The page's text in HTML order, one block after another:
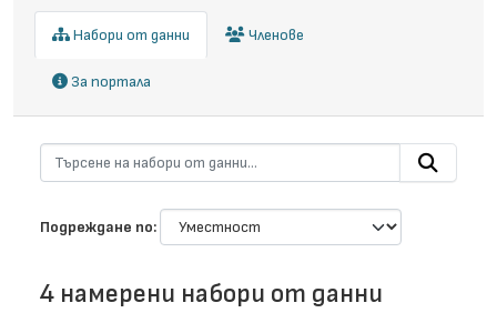
Набори от данни Членове
За портала
Подреждане по
4 намерени набори от данни